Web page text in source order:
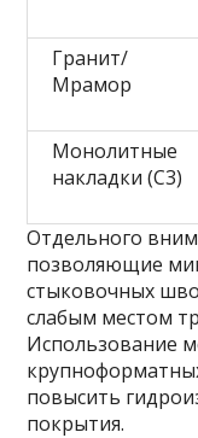
Гранит/
Мрамор
Монолитные
накладки (C3)
Отдельного
позволяющие
стыковочных
слабым местом
Использование
повысить
покрытия.